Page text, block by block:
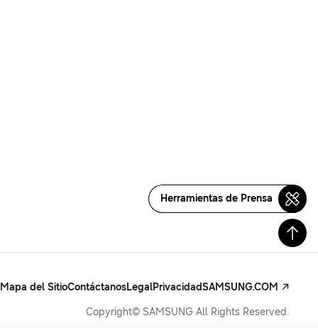
Herramientas de Prensa
Mapa del SitioContáctanosLegalPrivacidadSAMSUNG.COM
Copyright© SAMSUNG All Rights Reserved.